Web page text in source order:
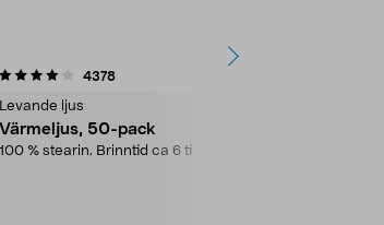
4378recensioner
Levande ljus
Värmeljus, 50-pack
100 % stearin. Brinntid ca 6 tim.
4.5av 5 stjärnor